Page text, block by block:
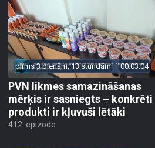
pirms 3 dienām, 13 stundām 00:03:04
PVN likmes samazināšanas
mērķis ir sasniegts – konkrēti
produkti ir kļuvuši lētāki
412. epizode